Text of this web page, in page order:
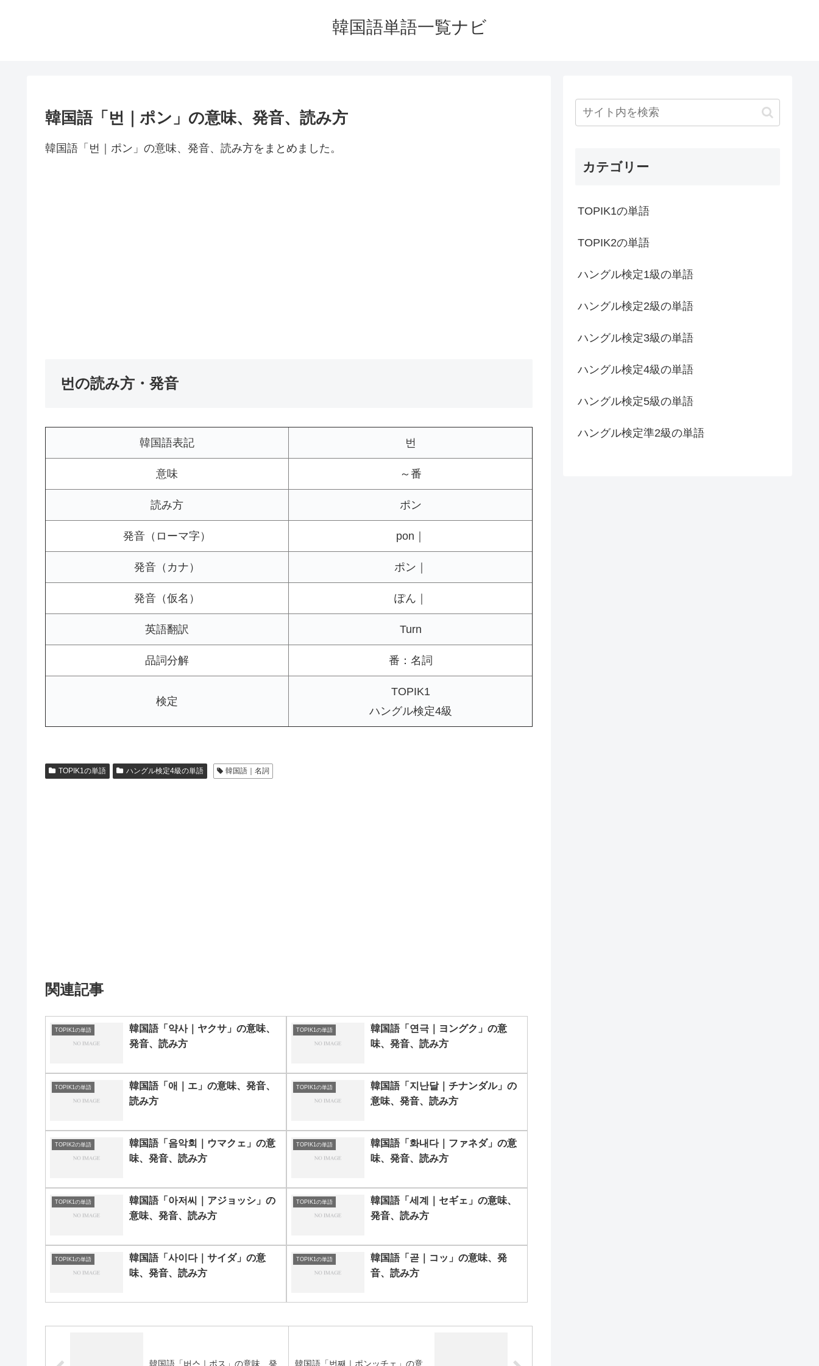
韓国語単語一覧ナビ
韓国語「번｜ポン」の意味、発音、読み方
韓国語「번｜ポン」の意味、発音、読み方をまとめました。
번の読み方・発音
韓国語表記 번
意味 ～番
読み方 ポン
発音（ローマ字） pon｜
発音（カナ） ポン｜
発音（仮名） ぽん｜
英語翻訳 Turn
品詞分解 番：名詞
検定
TOPIK1
ハングル検定4級
TOPIK1の単語 ハングル検定4級の単語 韓国語｜名詞
関連記事
TOPIK1の単語
韓国語「약사｜ヤクサ」の意味、
発音、読み方
TOPIK1の単語
韓国語「연극｜ヨングク」の意
味、発音、読み方
TOPIK1の単語
韓国語「애｜エ」の意味、発音、
読み方
TOPIK1の単語
韓国語「지난달｜チナンダル」の
意味、発音、読み方
TOPIK2の単語
韓国語「음악회｜ウマクェ」の意
味、発音、読み方
TOPIK1の単語
韓国語「화내다｜ファネダ」の意
味、発音、読み方
TOPIK1の単語
韓国語「아저씨｜アジョッシ」の
意味、発音、読み方
TOPIK1の単語
韓国語「세계｜セギェ」の意味、
発音、読み方
TOPIK1の単語
韓国語「사이다｜サイダ」の意
味、発音、読み方
TOPIK1の単語
韓国語「곧｜コッ」の意味、発
音、読み方
韓国語「버스｜ポス」の意味、発 韓国語「번째｜ポンッチェ」の意
カテゴリー
TOPIK1の単語
TOPIK2の単語
ハングル検定1級の単語
ハングル検定2級の単語
ハングル検定3級の単語
ハングル検定4級の単語
ハングル検定5級の単語
ハングル検定準2級の単語